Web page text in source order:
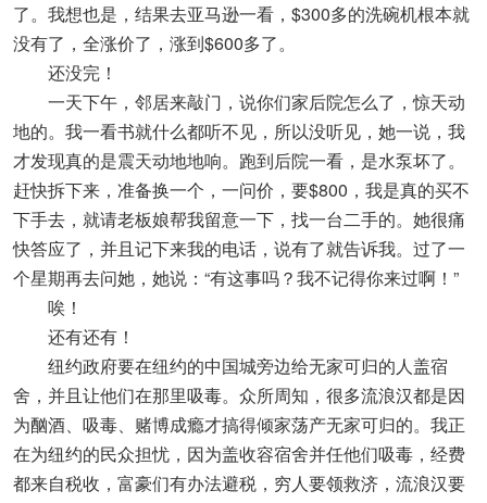
了。我想也是，结果去亚马逊一看，$300多的洗碗机根本就
没有了，全涨价了，涨到$600多了。
还没完！
一天下午，邻居来敲门，说你们家后院怎么了，惊天动
地的。我一看书就什么都听不见，所以没听见，她一说，我
才发现真的是震天动地地响。跑到后院一看，是水泵坏了。
赶快拆下来，准备换一个，一问价，要$800，我是真的买不
下手去，就请老板娘帮我留意一下，找一台二手的。她很痛
快答应了，并且记下来我的电话，说有了就告诉我。过了一
个星期再去问她，她说：“有这事吗？我不记得你来过啊！”
唉！
还有还有！
纽约政府要在纽约的中国城旁边给无家可归的人盖宿
舍，并且让他们在那里吸毒。众所周知，很多流浪汉都是因
为酗酒、吸毒、赌博成瘾才搞得倾家荡产无家可归的。我正
在为纽约的民众担忧，因为盖收容宿舍并任他们吸毒，经费
都来自税收，富豪们有办法避税，穷人要领救济，流浪汉要